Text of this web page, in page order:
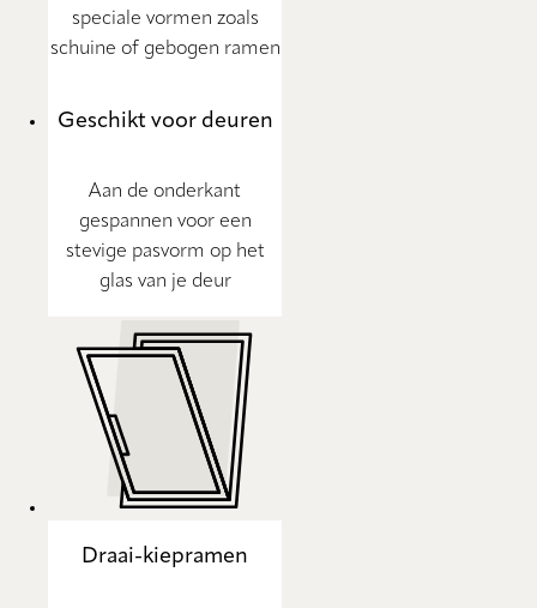
speciale vormen zoals
schuine of gebogen ramen
Geschikt voor deuren
Aan de onderkant
gespannen voor een
stevige pasvorm op het
glas van je deur
Draai-kiepramen